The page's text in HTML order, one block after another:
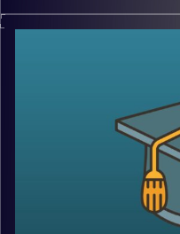
נוף מדברי עוצר
ממוקדות יותר.
הקשר שבין
האנושי וכיצד
שונים בעולם